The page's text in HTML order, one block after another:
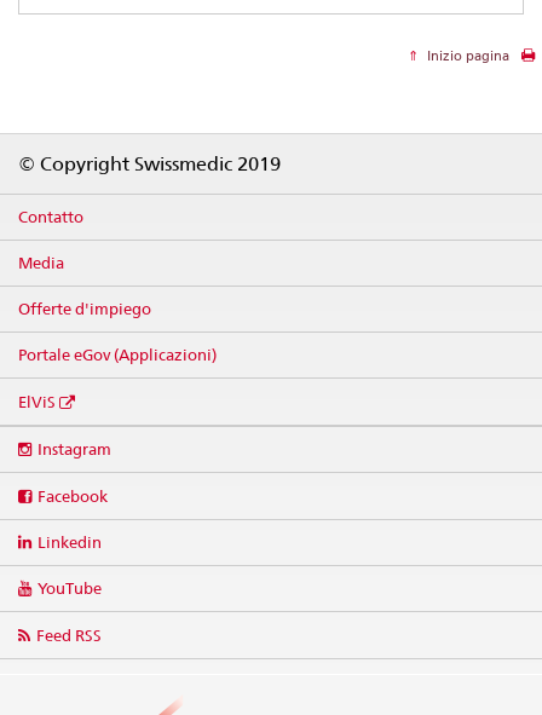
Inizio pagina
© Copyright Swissmedic 2019
Contatto
Media
Offerte d'impiego
Portale eGov (Applicazioni)
ElViS
media
Instagram
Facebook
Linkedin
YouTube
Feed RSS